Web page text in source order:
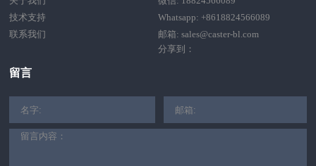
技术支持
联系我们
Whatsapp: +8618824566089
邮箱: sales@caster-bl.com
分享到：
留言